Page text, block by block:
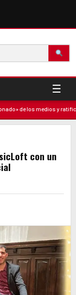
☰
los medios y ratificó el
con un